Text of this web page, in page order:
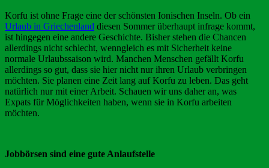
Korfu ist ohne Frage eine der schönsten Ionischen Inseln. Ob ein
Urlaub in Griechenland diesen Sommer überhaupt infrage kommt,
ist hingegen eine andere Geschichte. Bisher stehen die Chancen
allerdings nicht schlecht, wenngleich es mit Sicherheit keine
normale Urlaubssaison wird. Manchen Menschen gefällt Korfu
allerdings so gut, dass sie hier nicht nur ihren Urlaub verbringen
möchten. Sie planen eine Zeit lang auf Korfu zu leben. Das geht
natürlich nur mit einer Arbeit. Schauen wir uns daher an, was
Expats für Möglichkeiten haben, wenn sie in Korfu arbeiten
möchten.
Jobbörsen sind eine gute Anlaufstelle